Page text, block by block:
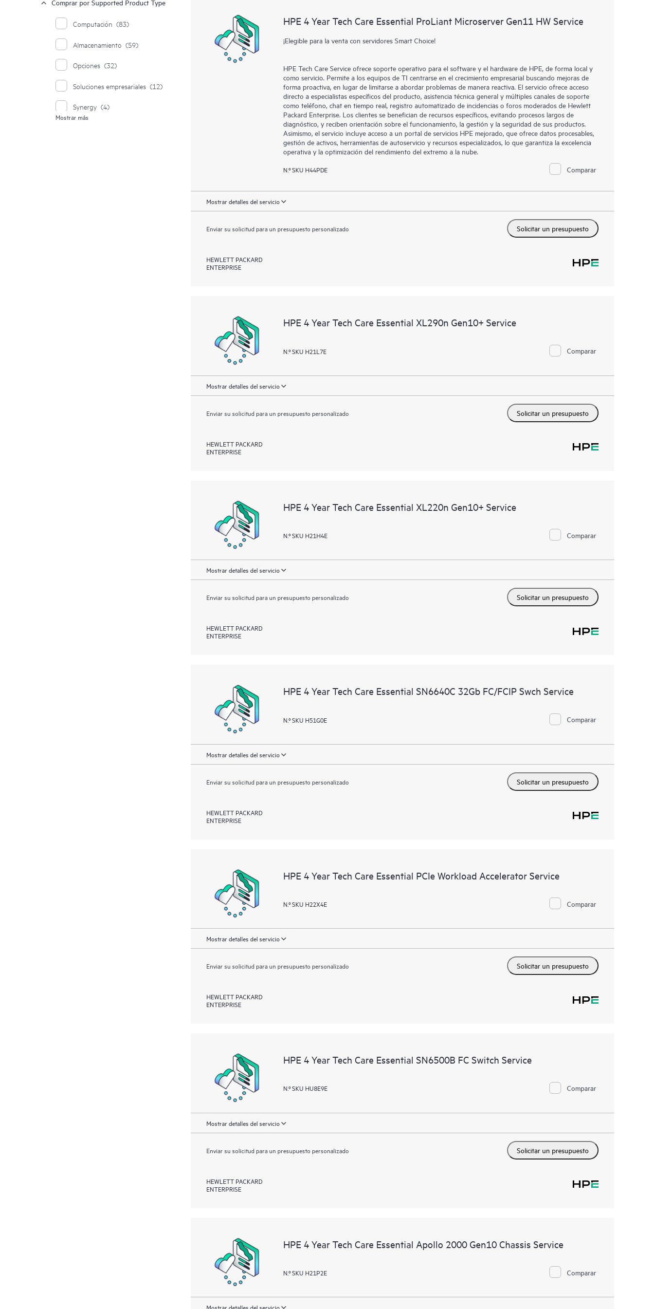
interactúan entre sí. Las nuevas herramientas de autoservicio permiten a los clientes
proporcionan, además, un portal de recursos de conocimiento supervisados. El servicio
las operaciones y optimizan el rendimiento, del extremo a la nube.
Comprar por Supported Product Type
Computación (83)
Almacenamiento (59)
Opciones (32)
Soluciones empresariales (12)
Synergy (4)
Mostrar más
HPE 4 Year Tech Care Essential ProLiant Microserver Gen11 HW Service
¡Elegible para la venta con servidores Smart Choice!
HPE Tech Care Service ofrece soporte operativo para el software y el hardware de HPE, de forma local y
como servicio. Permite a los equipos de TI centrarse en el crecimiento empresarial buscando mejoras de
forma proactiva, en lugar de limitarse a abordar problemas de manera reactiva. El servicio ofrece acceso
directo a especialistas específicos del producto, asistencia técnica general y múltiples canales de soporte
como teléfono, chat en tiempo real, registro automatizado de incidencias o foros moderados de Hewlett
Packard Enterprise. Los clientes se benefician de recursos específicos, evitando procesos largos de
diagnóstico, y reciben orientación sobre el funcionamiento, la gestión y la seguridad de sus productos.
Asimismo, el servicio incluye acceso a un portal de servicios HPE mejorado, que ofrece datos procesables,
gestión de activos, herramientas de autoservicio y recursos especializados, lo que garantiza la excelencia
operativa y la optimización del rendimiento del extremo a la nube.
N.º SKU H44PDE Comparar
Mostrar detalles del servicio
Enviar su solicitud para un presupuesto personalizado Solicitar un presupuesto
HEWLETT PACKARD
ENTERPRISE
HPE 4 Year Tech Care Essential XL290n Gen10+ Service
N.º SKU H21L7E Comparar
Mostrar detalles del servicio
Enviar su solicitud para un presupuesto personalizado Solicitar un presupuesto
HEWLETT PACKARD
ENTERPRISE
HPE 4 Year Tech Care Essential XL220n Gen10+ Service
N.º SKU H21H4E Comparar
Mostrar detalles del servicio
Enviar su solicitud para un presupuesto personalizado Solicitar un presupuesto
HEWLETT PACKARD
ENTERPRISE
HPE 4 Year Tech Care Essential SN6640C 32Gb FC/FCIP Swch Service
N.º SKU H51G0E Comparar
Mostrar detalles del servicio
Enviar su solicitud para un presupuesto personalizado Solicitar un presupuesto
HEWLETT PACKARD
ENTERPRISE
HPE 4 Year Tech Care Essential PCIe Workload Accelerator Service
N.º SKU H22X4E Comparar
Mostrar detalles del servicio
Enviar su solicitud para un presupuesto personalizado Solicitar un presupuesto
HEWLETT PACKARD
ENTERPRISE
HPE 4 Year Tech Care Essential SN6500B FC Switch Service
N.º SKU HU8E9E Comparar
Mostrar detalles del servicio
Enviar su solicitud para un presupuesto personalizado Solicitar un presupuesto
HEWLETT PACKARD
ENTERPRISE
HPE 4 Year Tech Care Essential Apollo 2000 Gen10 Chassis Service
N.º SKU H21P2E Comparar
Mostrar detalles del servicio